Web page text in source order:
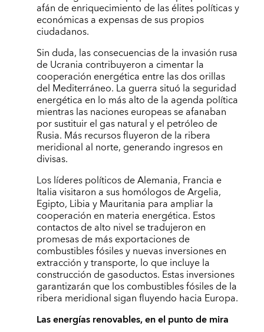
afán de enriquecimiento de las élites políticas y
económicas a expensas de sus propios
ciudadanos.
Sin duda, las consecuencias de la invasión rusa
de Ucrania contribuyeron a cimentar la
cooperación energética entre las dos orillas
del Mediterráneo. La guerra situó la seguridad
energética en lo más alto de la agenda política
mientras las naciones europeas se afanaban
por sustituir el gas natural y el petróleo de
Rusia. Más recursos fluyeron de la ribera
meridional al norte, generando ingresos en
divisas.
Los líderes políticos de Alemania, Francia e
Italia visitaron a sus homólogos de Argelia,
Egipto, Libia y Mauritania para ampliar la
cooperación en materia energética. Estos
contactos de alto nivel se tradujeron en
promesas de más exportaciones de
combustibles fósiles y nuevas inversiones en
extracción y transporte, lo que incluye la
construcción de gasoductos. Estas inversiones
garantizarán que los combustibles fósiles de la
ribera meridional sigan fluyendo hacia Europa.
Las energías renovables, en el punto de mira